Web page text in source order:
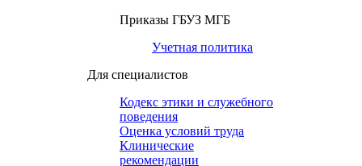
Приказы ГБУЗ МГБ
Учетная политика
Для специалистов
Кодекс этики и служебного
поведения
Оценка условий труда
Клинические
рекомендации